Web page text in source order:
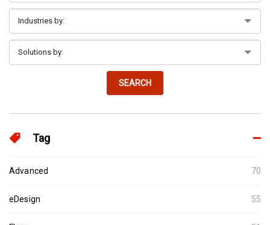
SEARCH
Tag
Advanced 70
eDesign 55